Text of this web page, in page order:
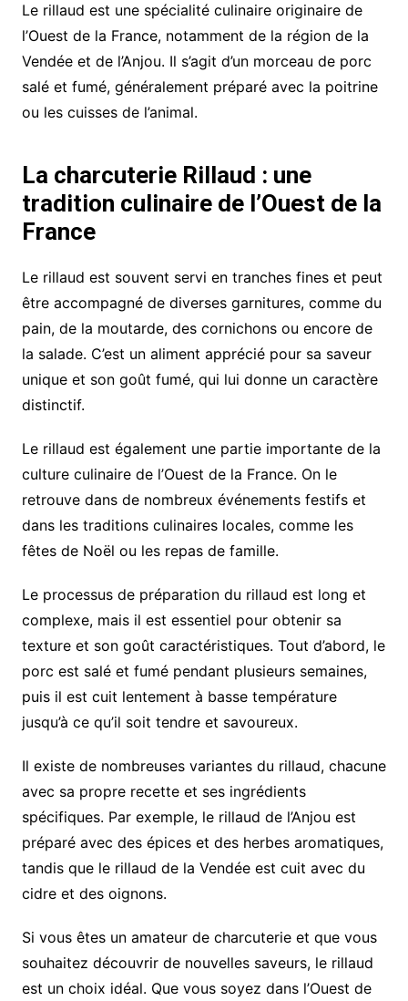
Le rillaud est une spécialité culinaire originaire de
l’Ouest de la France, notamment de la région de la
Vendée et de l’Anjou. Il s’agit d’un morceau de porc
salé et fumé, généralement préparé avec la poitrine
ou les cuisses de l’animal.
La charcuterie Rillaud : une
tradition culinaire de l’Ouest de la
France
Le rillaud est souvent servi en tranches fines et peut
être accompagné de diverses garnitures, comme du
pain, de la moutarde, des cornichons ou encore de
la salade. C’est un aliment apprécié pour sa saveur
unique et son goût fumé, qui lui donne un caractère
distinctif.
Le rillaud est également une partie importante de la
culture culinaire de l’Ouest de la France. On le
retrouve dans de nombreux événements festifs et
dans les traditions culinaires locales, comme les
fêtes de Noël ou les repas de famille.
Le processus de préparation du rillaud est long et
complexe, mais il est essentiel pour obtenir sa
texture et son goût caractéristiques. Tout d’abord, le
porc est salé et fumé pendant plusieurs semaines,
puis il est cuit lentement à basse température
jusqu’à ce qu’il soit tendre et savoureux.
Il existe de nombreuses variantes du rillaud, chacune
avec sa propre recette et ses ingrédients
spécifiques. Par exemple, le rillaud de l’Anjou est
préparé avec des épices et des herbes aromatiques,
tandis que le rillaud de la Vendée est cuit avec du
cidre et des oignons.
Si vous êtes un amateur de charcuterie et que vous
souhaitez découvrir de nouvelles saveurs, le rillaud
est un choix idéal. Que vous soyez dans l’Ouest de